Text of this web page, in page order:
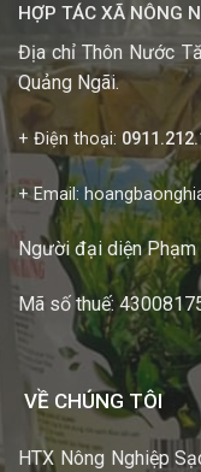
HỢP TÁC XÃ NÔNG
Địa chỉ Thôn Nước
Quảng Ngãi.
+ Điện thoại:
+ Email:
Người đại diện
Mã số thuế:
VỀ CHÚNG TÔI
HTX Nông Nghiệp